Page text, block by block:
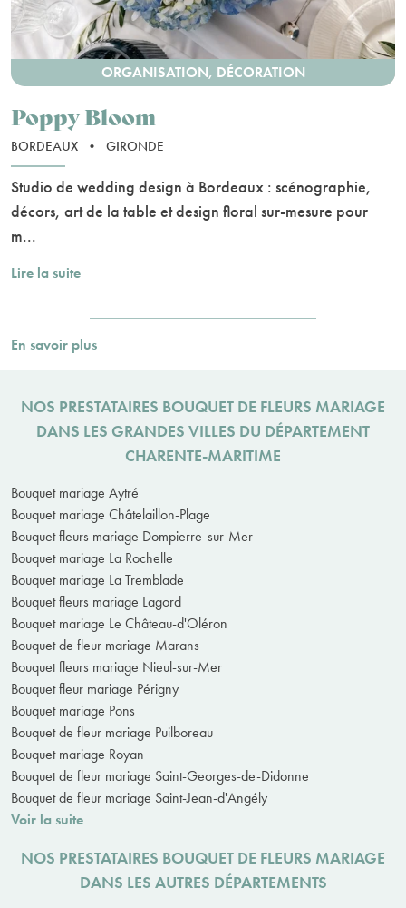
ORGANISATION, DÉCORATION
Poppy Bloom
BORDEAUX • GIRONDE
Studio de wedding design à Bordeaux : scénographie,
décors, art de la table et design floral sur-mesure pour
m...
Lire la suite
En savoir plus
NOS PRESTATAIRES BOUQUET DE FLEURS MARIAGE
DANS LES GRANDES VILLES DU DÉPARTEMENT
CHARENTE-MARITIME
Bouquet mariage Aytré
Bouquet mariage Châtelaillon-Plage
Bouquet fleurs mariage Dompierre-sur-Mer
Bouquet mariage La Rochelle
Bouquet mariage La Tremblade
Bouquet fleurs mariage Lagord
Bouquet mariage Le Château-d'Oléron
Bouquet de fleur mariage Marans
Bouquet fleurs mariage Nieul-sur-Mer
Bouquet fleur mariage Périgny
Bouquet mariage Pons
Bouquet de fleur mariage Puilboreau
Bouquet mariage Royan
Bouquet de fleur mariage Saint-Georges-de-Didonne
Bouquet de fleur mariage Saint-Jean-d'Angély
Voir la suite
NOS PRESTATAIRES BOUQUET DE FLEURS MARIAGE
DANS LES AUTRES DÉPARTEMENTS